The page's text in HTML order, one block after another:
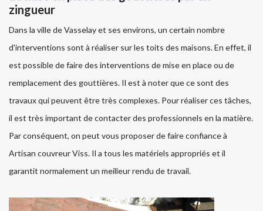
zingueur
Dans la ville de Vasselay et ses environs, un certain nombre
d'interventions sont à réaliser sur les toits des maisons. En effet, il
est possible de faire des interventions de mise en place ou de
remplacement des gouttières. Il est à noter que ce sont des
travaux qui peuvent être très complexes. Pour réaliser ces tâches,
il est très important de contacter des professionnels en la matière.
Par conséquent, on peut vous proposer de faire confiance à
Artisan couvreur Viss. Il a tous les matériels appropriés et il
garantit normalement un meilleur rendu de travail.